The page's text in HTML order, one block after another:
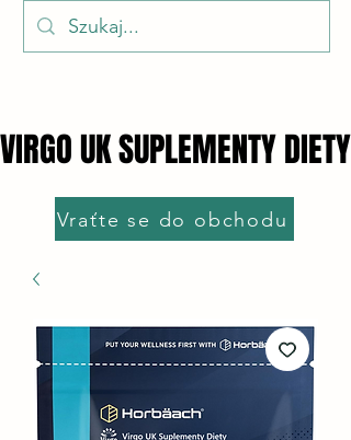
VIRGO UK SUPLEMENTY DIETY
VIRGO UK SUPLEMENTY DIETY
Vraťte se do obchodu